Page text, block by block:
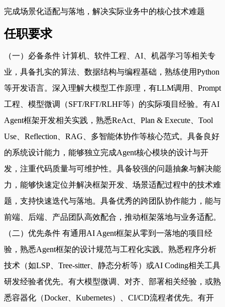
完成场景化适配与落地，解决实际业务中的核心技术难题
任职要求
（一）必备条件 计算机、软件工程、AI、机器学习等相关专
业，具备扎实的算法、数据结构与编程基础，熟练使用Python
等开发语言。深入理解大模型工作原理，有LLM调用、Prompt
工程、模型微调（SFT/RFT/RLHF等）的实际项目经验。有AI
Agent框架开发相关实践，熟悉ReAct、Plan & Execute、Tool
Use、Reflection、RAG、多智能体协作等核心范式。具备良好
的系统设计能力，能够独立完成Agent核心模块的设计与开
发，注重代码质量与可维护性。具备较强的问题抽象与解决能
力，能够快速定位并解决框架开发、场景适配过程中的技术难
题，支持快速迭代与落地。具备优秀的跨团队协作能力，能与
前端、后端、产品团队高效配合，推动框架落地与业务适配。
（二）优先条件 有通用AI Agent框架从零到一落地的项目经
验，熟悉Agent框架的设计规范与工程化实践。熟悉程序分析
技术（如LSP、Tree-sitter、静态分析等）或AI Coding相关工具
研发经验者优先。有大模型微调、对齐、部署相关经验，或熟
悉容器化（Docker、Kubernetes）、CI/CD流程者优先。有开